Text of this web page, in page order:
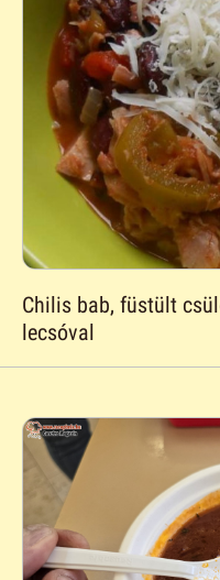
Chilis bab, füstült
lecsóval